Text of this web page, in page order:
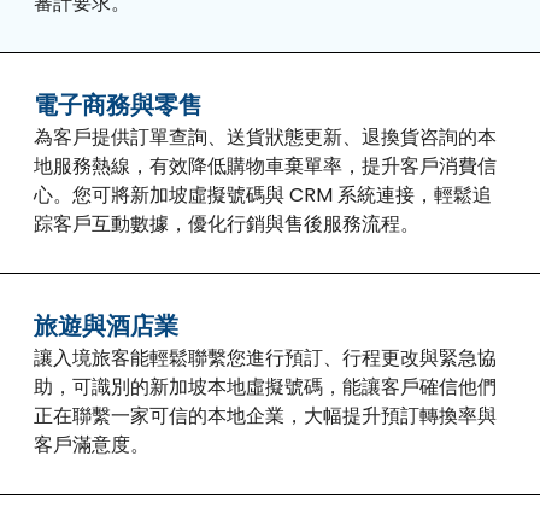
電子商務與零售
為客戶提供訂單查詢、送貨狀態更新、退換貨咨詢的本
地服務熱線，有效降低購物車棄單率，提升客戶消費信
心。您可將新加坡虛擬號碼與 CRM 系統連接，輕鬆追
踪客戶互動數據，優化行銷與售後服務流程。
旅遊與酒店業
讓入境旅客能輕鬆聯繫您進行預訂、行程更改與緊急協
助，可識別的新加坡本地虛擬號碼，能讓客戶確信他們
正在聯繫一家可信的本地企業，大幅提升預訂轉換率與
客戶滿意度。